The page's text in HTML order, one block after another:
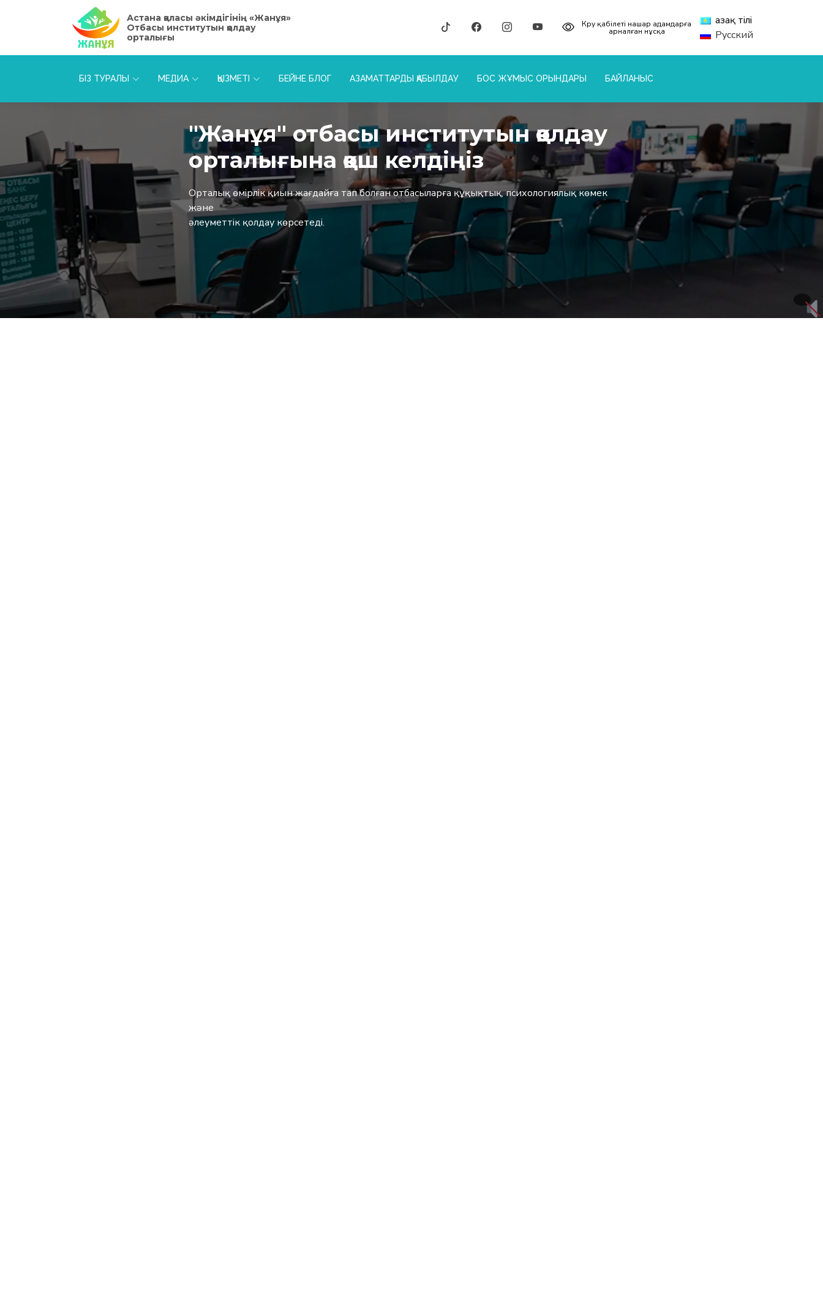
Астана қаласы әкімдігінің «Жанұя»
Отбасы институтын қолдау
орталығы
Көру қабілеті нашар адамдарға
арналған нұсқа
Қазақ тілі
Русский
БІЗ ТУРАЛЫ МЕДИА ҚЫЗМЕТІ БЕЙНЕ БЛОГ АЗАМАТТАРДЫ ҚАБЫЛДАУ БОС ЖҰМЫС ОРЫНДАРЫ БАЙЛАНЫС
"Жанұя" отбасы институтын қолдау
орталығына қош келдіңіз
Орталық өмірлік қиын жағдайға тап болған отбасыларға құқықтық, психологиялық көмек
және
әлеуметтік қолдау көрсетеді.